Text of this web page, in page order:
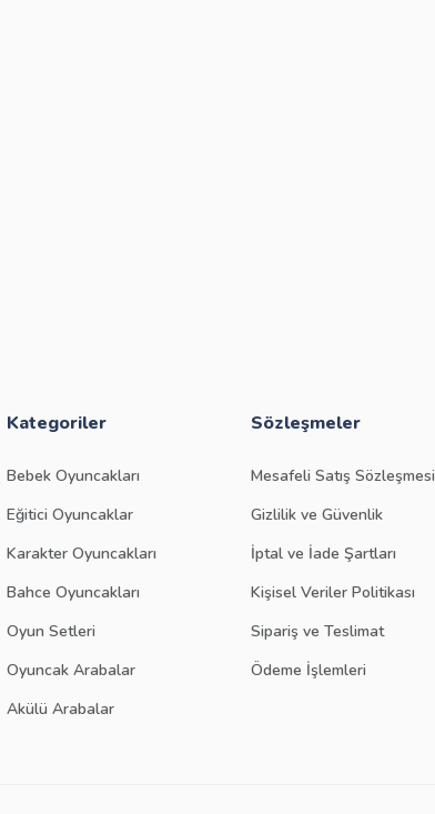
Kategoriler
Bebek Oyuncakları
Eğitici Oyuncaklar
Karakter Oyuncakları
Bahce Oyuncakları
Oyun Setleri
Oyuncak Arabalar
Akülü Arabalar
Sözleşmeler
Mesafeli Satış Sözleşmesi
Gizlilik ve Güvenlik
İptal ve İade Şartları
Kişisel Veriler Politikası
Sipariş ve Teslimat
Ödeme İşlemleri